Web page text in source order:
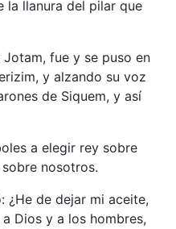
la llanura del pilar que
fue y se puso en
y alzando su voz
de Siquem, y así
a elegir rey sobre
nosotros.
¿He de dejar mi aceite,
Dios y a los hombres,